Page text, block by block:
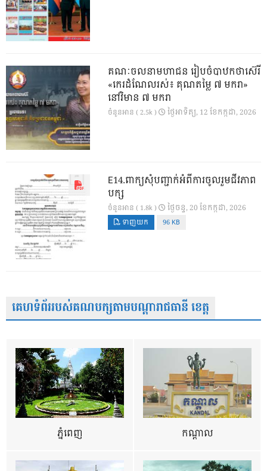
គណៈចលនាមហាជន រៀបចំបាឋកថាស៊េរី
«កេរដំណែលរស់៖ គុណតម្លៃ ៧ មករា»
នៅវិមាន ៧ មករា
ចំនួនអាន ( 2.5k ) ថ្ងៃ​អាទិត្យ, 12 ខែ​កក្កដា, 2026
E14.ពាក្យសុំបញ្ជាក់អំពីការចូលរួមជីវភាព
បក្ស
ចំនួនអាន ( 1.8k ) ថ្ងៃ​ចន្ទ, 20 ខែ​កក្កដា, 2026
ទាញយក 96 KB
គេហទំព័ររបស់គណបក្សតាមបណ្តារាជធានី ខេត្ត
ភ្នំពេញ កណ្តាល